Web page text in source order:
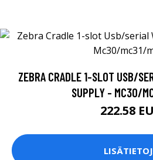
ZEBRA CRADLE 1-SLOT USB/
SUPPLY - MC30/
222.58